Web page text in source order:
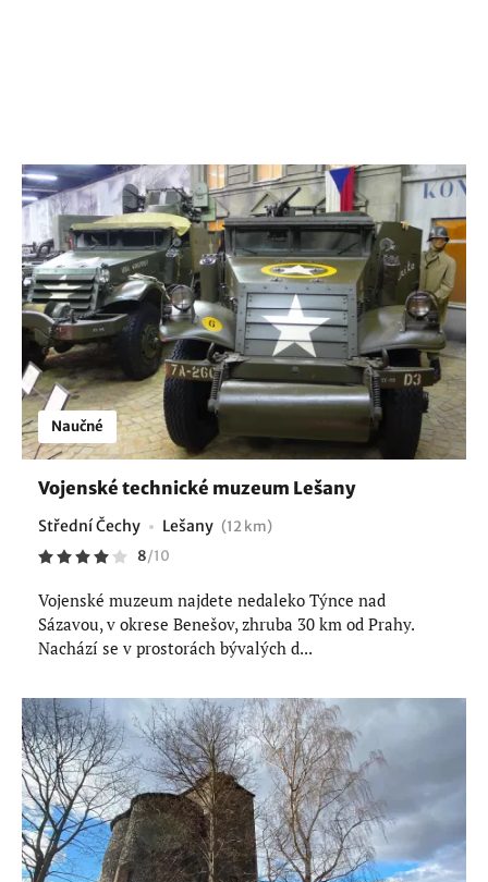
Naučné
Vojenské technické muzeum Lešany
Střední Čechy Lešany (12 km)
8/10
Vojenské muzeum najdete nedaleko Týnce nad
Sázavou, v okrese Benešov, zhruba 30 km od Prahy.
Nachází se v prostorách bývalých d...